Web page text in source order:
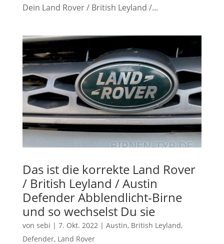
Dein Land Rover / British Leyland /...
Das ist die korrekte Land Rover
/ British Leyland / Austin
Defender Abblendlicht-Birne
und so wechselst Du sie
von sebi | 7. Okt. 2022| Austin, British Leyland,
Defender, Land Rover